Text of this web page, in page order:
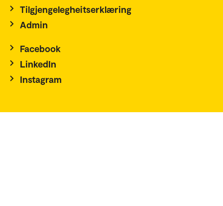
Tilgjengelegheitserklæring
Admin
Facebook
LinkedIn
Instagram